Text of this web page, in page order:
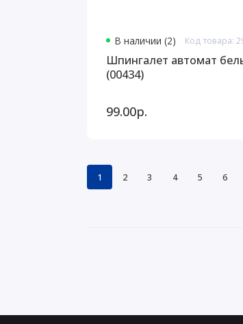
В наличии (2) Код товара:
Шпингалет автомат
(00434)
99.00р.
1 2 3 4 5 6